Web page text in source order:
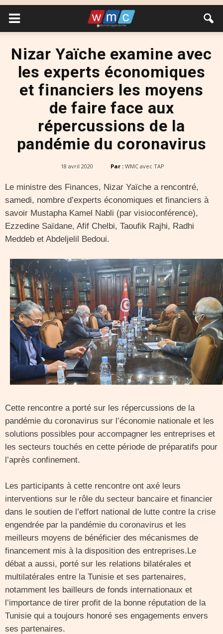
Nizar Yaïche examine avec
les experts économiques
et financiers les moyens
de faire face aux
répercussions de la
pandémie du coronavirus
18 avril 2020 Par : WMC avec TAP
Le ministre des Finances, Nizar Yaïche a rencontré,
samedi, nombre d’experts économiques et financiers à
savoir Mustapha Kamel Nabli (par visioconférence),
Ezzedine Saïdane, Afif Chelbi, Taoufik Rajhi, Radhi
Meddeb et Abdeljelil Bedoui.
Cette rencontre a porté sur les répercussions de la
pandémie du coronavirus sur l’économie nationale et les
solutions possibles pour accompagner les entreprises et
les secteurs touchés en cette période de préparatifs pour
l’après confinement.
Les participants à cette rencontre ont axé leurs
interventions sur le rôle du secteur bancaire et financier
dans le soutien de l’effort national de lutte contre la crise
engendrée par la pandémie du coronavirus et les
meilleurs moyens de bénéficier des mécanismes de
financement mis à la disposition des entreprises.Le
débat a aussi, porté sur les relations bilatérales et
multilatérales entre la Tunisie et ses partenaires,
notamment les bailleurs de fonds internationaux et
l’importance de tirer profit de la bonne réputation de la
Tunisie qui a toujours honoré ses engagements envers
ses partenaires.